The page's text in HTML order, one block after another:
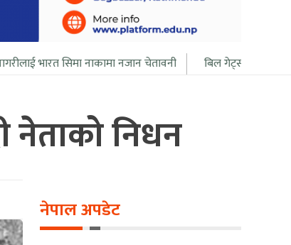
नजान चेतावनी बिल गेट्सले आफ्नो सबै सम्पत्ति २० बर्ष
नेताको निधन
नेपाल अपडेट